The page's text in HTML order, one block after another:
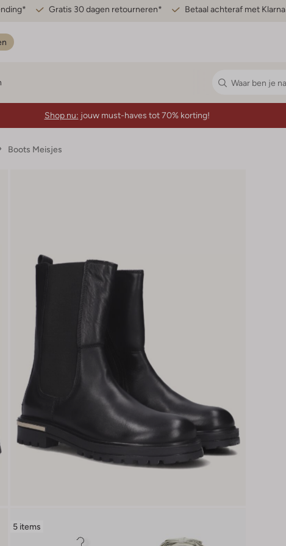
Gratis 30 dagen retourneren* Betaal achteraf met Klarna
Shop nu: jouw must-haves tot 70% korting!
Boots Meisjes
5 items